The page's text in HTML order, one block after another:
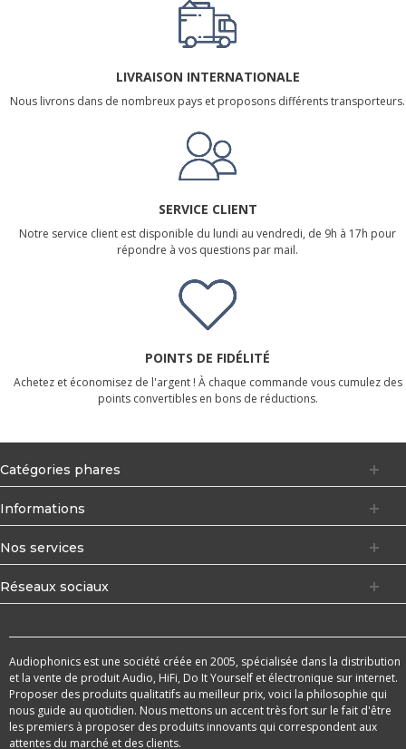
LIVRAISON INTERNATIONALE
Nous livrons dans de nombreux pays et proposons différents transporteurs.
SERVICE CLIENT
Notre service client est disponible du lundi au vendredi, de 9h à 17h pour
répondre à vos questions par mail.
POINTS DE FIDÉLITÉ
Achetez et économisez de l'argent ! À chaque commande vous cumulez des
points convertibles en bons de réductions.
Catégories phares
Informations
Nos services
Réseaux sociaux
Audiophonics est une société créée en 2005, spécialisée dans la distribution
et la vente de produit Audio, HiFi, Do It Yourself et électronique sur internet.
Proposer des produits qualitatifs au meilleur prix, voici la philosophie qui
nous guide au quotidien. Nous mettons un accent très fort sur le fait d'être
les premiers à proposer des produits innovants qui correspondent aux
attentes du marché et des clients.